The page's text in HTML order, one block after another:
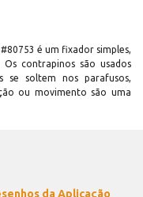
é um fixador simples,
contrapinos são usados
se soltem nos parafusos,
ou movimento são uma
da Aplicação